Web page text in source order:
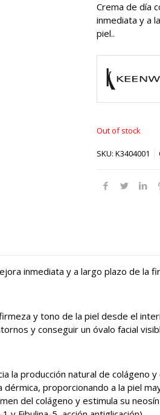
Crema de día
inmediata y a
piel..
Out of stock
SKU: K3404001
inmediata y a largo plazo de la
y tono de la piel desde el
y conseguir un óvalo facial
la producción natural de colágeno
proporcionando a la piel
del colágeno y estimula su